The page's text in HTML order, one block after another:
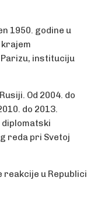
1950. godine u
Parizu, instituciju
Od 2004. do
do 2013.
diplomatski
reda pri Svetoj
reakcije u Republici